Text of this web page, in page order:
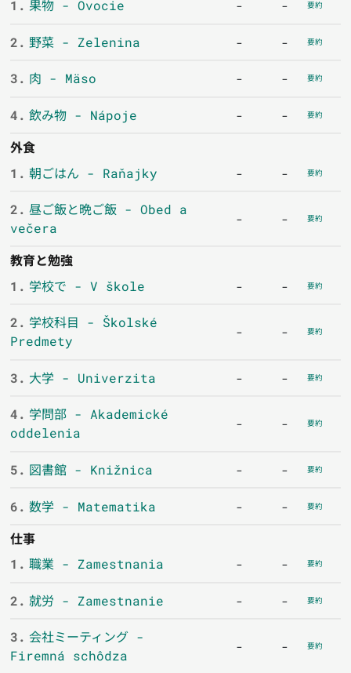
1. 果物 - Ovocie - - 要約
2. 野菜 - Zelenina - - 要約
3. 肉 - Mäso - - 要約
4. 飲み物 - Nápoje - - 要約
外食
1. 朝ごはん - Raňajky - - 要約
2. 昼ご飯と晩ご飯 - Obed a
večera
- - 要約
教育と勉強
1. 学校で - V škole - - 要約
2. 学校科目 - Školské
Predmety
- - 要約
3. 大学 - Univerzita - - 要約
4. 学問部 - Akademické
oddelenia
- - 要約
5. 図書館 - Knižnica - - 要約
6. 数学 - Matematika - - 要約
仕事
1. 職業 - Zamestnania - - 要約
2. 就労 - Zamestnanie - - 要約
3. 会社ミーティング -
Firemná schôdza
- - 要約